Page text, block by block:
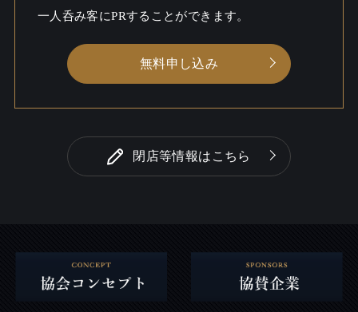
一人呑み客にPRすることができます。
無料申し込み
閉店等情報はこちら